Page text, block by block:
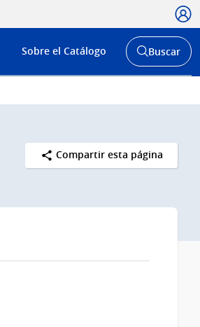
Menú
de
Sobre el Catálogo
Abrir
buscador
Buscar
Compartir esta página